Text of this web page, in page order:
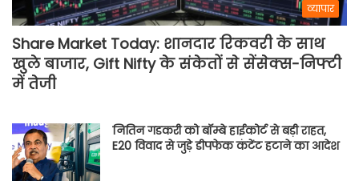
व्यापार
Share Market Today: शानदार रिकवरी के साथ
खुले बाजार, Gift Nifty के संकेतों से सेंसेक्स-निफ्टी
में तेजी
नितिन गडकरी को बॉम्बे हाईकोर्ट से बड़ी राहत,
E20 विवाद से जुड़े डीपफेक कंटेंट हटाने का आदेश